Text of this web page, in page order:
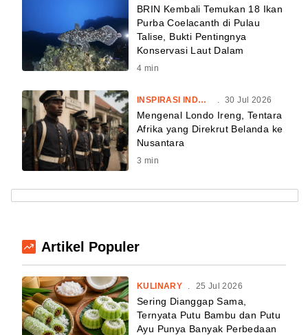
BRIN Kembali Temukan 18 Ikan
Purba Coelacanth di Pulau
Talise, Bukti Pentingnya
Konservasi Laut Dalam
4 min
INSPIRASI INDONESIA . 30 Jul 2026
Mengenal Londo Ireng, Tentara
Afrika yang Direkrut Belanda ke
Nusantara
3 min
Artikel Populer
KULINARY 25 Jul 2026
Sering Dianggap Sama,
Ternyata Putu Bambu dan Putu
Ayu Punya Banyak Perbedaan